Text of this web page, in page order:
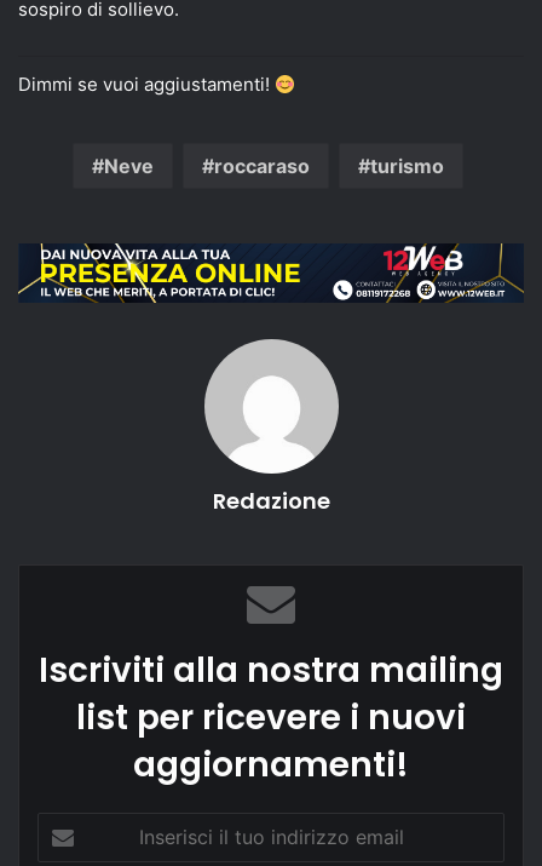
sospiro di sollievo.
Dimmi se vuoi aggiustamenti!
Neve roccaraso turismo
Redazione
Iscriviti alla nostra mailing
list per ricevere i nuovi
aggiornamenti!